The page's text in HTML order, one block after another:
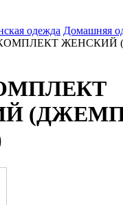
одежда Домашняя
КОМПЛЕКТ ЖЕНСКИЙ